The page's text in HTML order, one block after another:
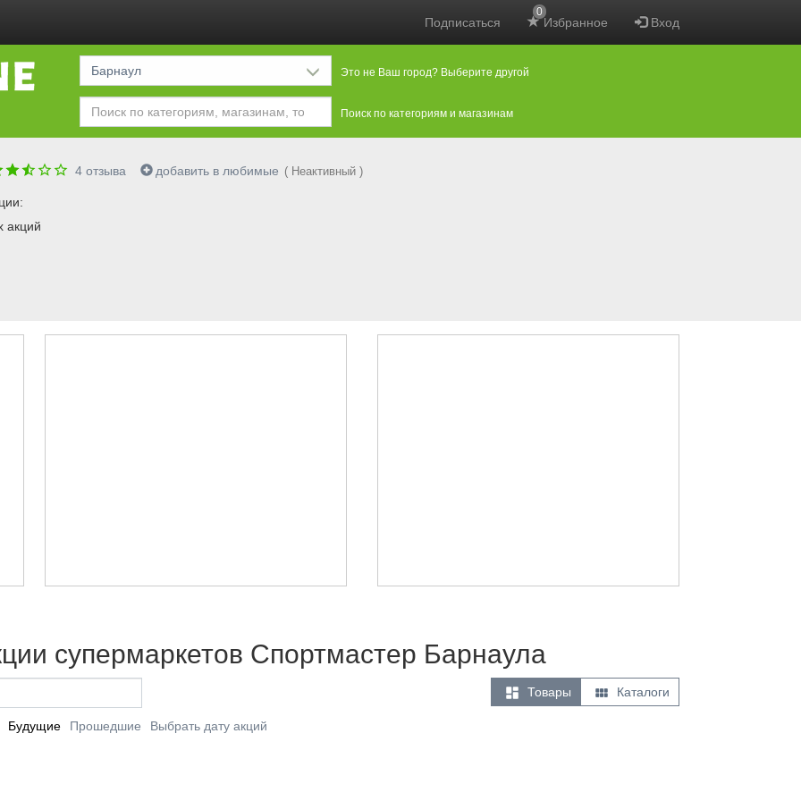
Подписаться Избранное
0
Вход
Барнаул Это не Ваш город? Выберите другой
Поиск по категориям и магазинам
4отзыва добавить в любимые ( Неактивный )
акций
супермаркетов Спортмастер Барнаула
 Товары  Каталоги
Будущие Прошедшие Выбрать дату акций